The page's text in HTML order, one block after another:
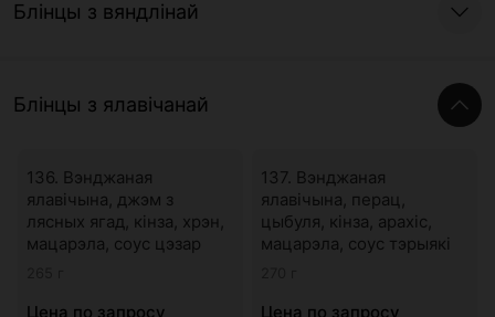
Блінцы з вяндлінай
Блінцы з ялавічанай
136. Вэнджаная
ялавічына, джэм з
лясных ягад, кінза, хрэн,
мацарэла, соус цэзар
Цена по запросу
137. Вэнджаная
ялавічына, перац,
цыбуля, кінза, арахіс,
мацарэла, соус тэрыякі
Цена по запросу